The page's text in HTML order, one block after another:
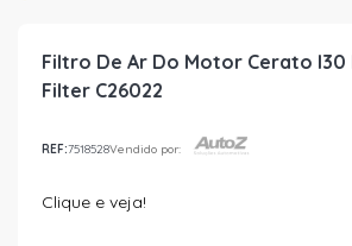
Filtro De Ar Do Motor Cerato I30
Filter C26022
REF:7518528Vendido por:
Clique e veja!